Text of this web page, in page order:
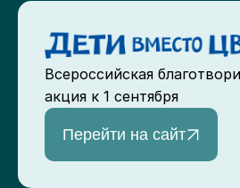
Всероссийская
акция к 1 сентября
Перейти на сайт